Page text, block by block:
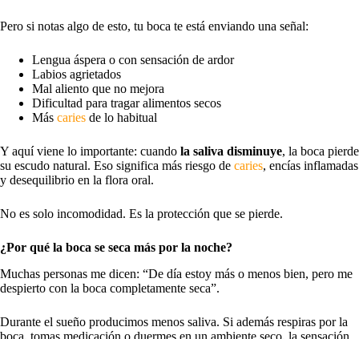
Pero si notas algo de esto, tu boca te está enviando una señal:
Lengua áspera o con sensación de ardor
Labios agrietados
Mal aliento que no mejora
Dificultad para tragar alimentos secos
Más caries de lo habitual
Y aquí viene lo importante: cuando la saliva disminuye, la boca pierde
su escudo natural. Eso significa más riesgo de caries, encías inflamadas
y desequilibrio en la flora oral.
No es solo incomodidad. Es la protección que se pierde.
¿Por qué la boca se seca más por la noche?
Muchas personas me dicen: “De día estoy más o menos bien, pero me
despierto con la boca completamente seca”.
Durante el sueño producimos menos saliva. Si además respiras por la
boca, tomas medicación o duermes en un ambiente seco, la sensación